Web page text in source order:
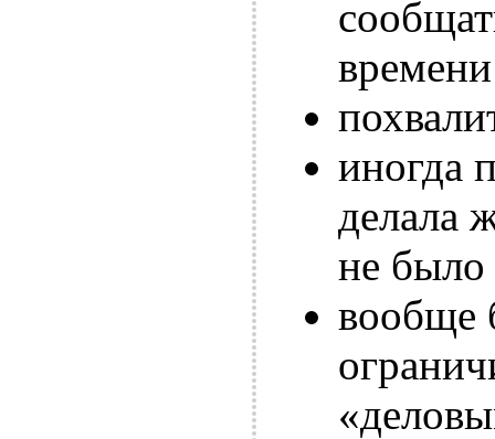
иногда
делала
не
вообще